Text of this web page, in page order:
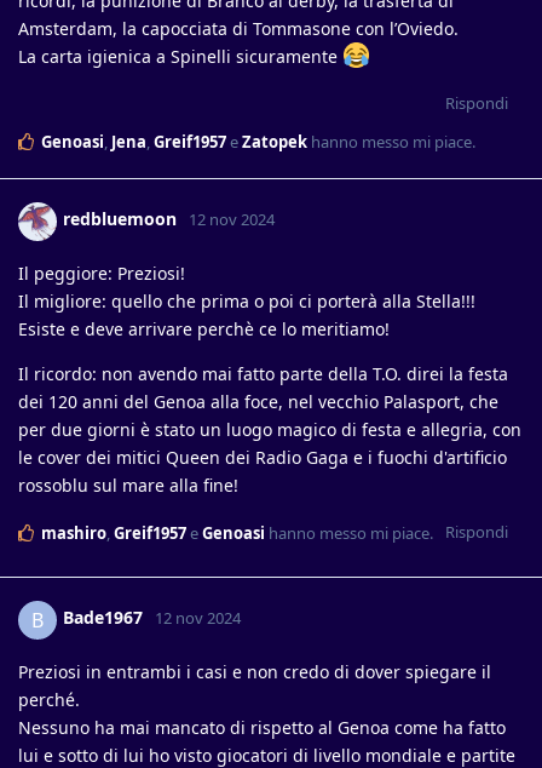
Amsterdam, la capocciata di Tommasone con l’Oviedo.
La carta igienica a Spinelli sicuramente
Rispondi
Genoasi Jena Greif1957eZatopek hanno messo mi piace.
redbluemoon 12 nov 2024
Il peggiore: Preziosi!
Il migliore: quello che prima o poi ci porterà alla Stella!!!
Esiste e deve arrivare perchè ce lo meritiamo!
Il ricordo: non avendo mai fatto parte della T.O. direi la festa
dei 120 anni del Genoa alla foce, nel vecchio Palasport, che
per due giorni è stato un luogo magico di festa e allegria, con
le cover dei mitici Queen dei Radio Gaga e i fuochi d'artificio
rossoblu sul mare alla fine!
Rispondi
mashiro Greif1957eGenoasi hanno messo mi piace.
B Bade1967 12 nov 2024
Preziosi in entrambi i casi e non credo di dover spiegare il
perché.
Nessuno ha mai mancato di rispetto al Genoa come ha fatto
lui e sotto di lui ho visto giocatori di livello mondiale e partite